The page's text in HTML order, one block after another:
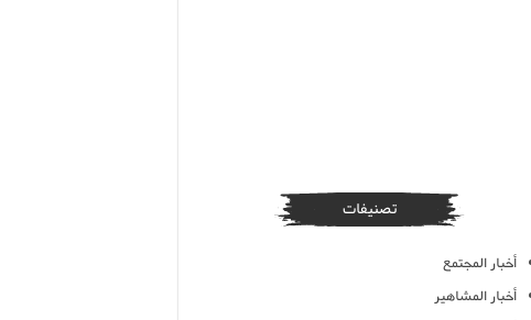
تصنيفات
أخبار المجتمع
أخبار المشاهير